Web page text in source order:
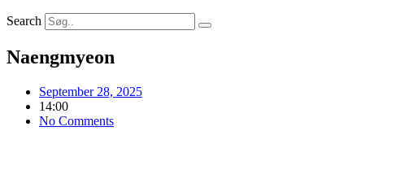
Search
Naengmyeon
September 28, 2025
14:00
No Comments